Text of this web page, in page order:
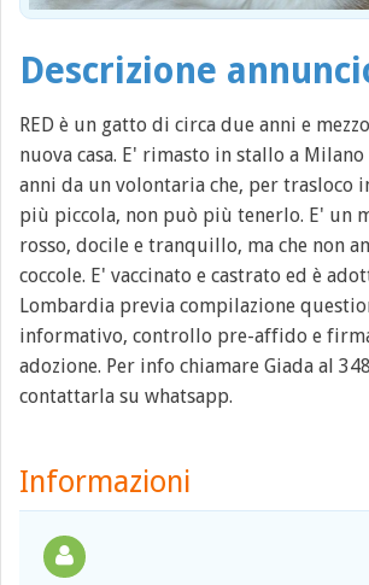
Descrizione
RED è un gatto di circa due anni e
nuova casa. E' rimasto in stallo a
anni da un volontaria che, per trasloco
più piccola, non può più tenerlo. E' un
rosso, docile e tranquillo, ma che non
coccole. E' vaccinato e castrato ed è
Lombardia previa compilazione
informativo, controllo pre-affido e
adozione. Per info chiamare Giada al
contattarla su whatsapp.
Informazioni